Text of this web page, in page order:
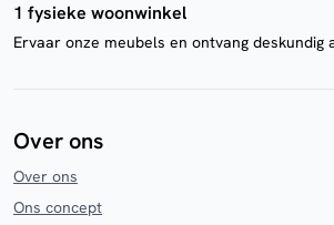
1 fysieke woonwinkel
Ervaar onze meubels en ontvang deskundig
Over ons
Over ons
Ons concept